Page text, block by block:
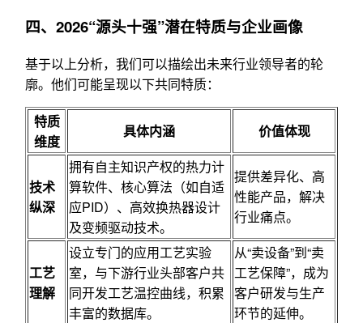
四、2026“源头十强”潜在特质与企业画像
基于以上分析，我们可以描绘出未来行业领导者的轮
廓。他们可能呈现以下共同特质：
特质
维度
具体内涵 价值体现
技术
纵深
拥有自主知识产权的热力计
算软件、核心算法（如自适
应PID）、高效换热器设计
及变频驱动技术。
提供差异化、高
性能产品，解决
行业痛点。
工艺
理解
设立专门的应用工艺实验
室，与下游行业头部客户共
同开发工艺温控曲线，积累
丰富的数据库。
从“卖设备”到“卖
工艺保障”，成为
客户研发与生产
环节的延伸。